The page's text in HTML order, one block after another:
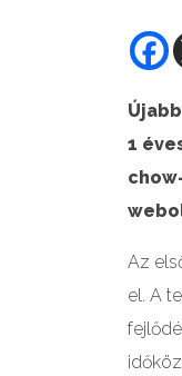
1
Az
el. A